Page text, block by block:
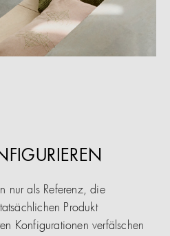
nur als Referenz, die
Produkt
Konfigurationen verfälschen